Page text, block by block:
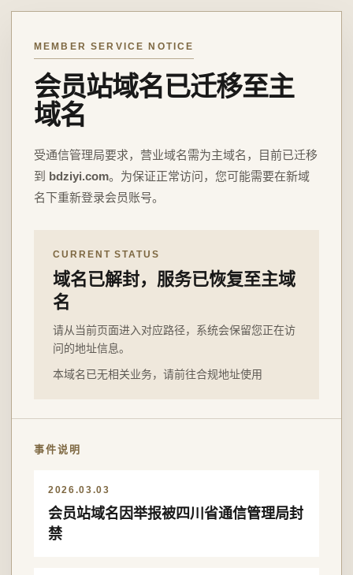
MEMBER SERVICE NOTICE
会员站域名已迁移至主
域名
受通信管理局要求，营业域名需为主域名，目前已迁移
到 bdziyi.com。为保证正常访问，您可能需要在新域
名下重新登录会员账号。
CURRENT STATUS
域名已解封，服务已恢复至主域
名
请从当前页面进入对应路径，系统会保留您正在访
问的地址信息。
本域名已无相关业务，请前往合规地址使用
事件说明
2026.03.03
会员站域名因举报被四川省通信管理局封
禁